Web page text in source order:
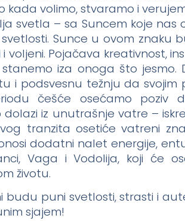
kada volimo, stvaramo i
svetla – sa Suncem koje nas
Sunce u ovom znaku
voljeni. Pojačava kreativnost,
iza onoga što jesmo.
i podsvesnu težnju da svojim
češće osećamo poziv
iz unutrašnje vatre –
tranzita osetiće vatreni
dodatni nalet energije,
Vaga i Vodolija, koji će
životu.
budu puni svetlosti, strasti i
sjajem!